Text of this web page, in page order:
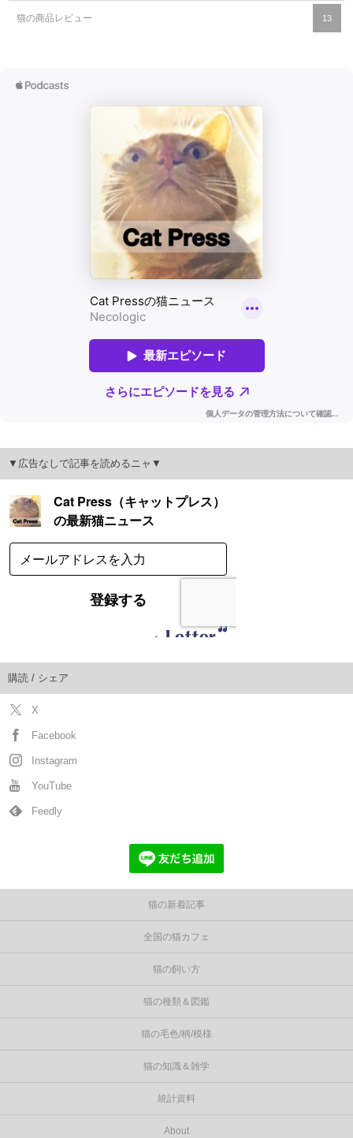
猫の商品レビュー 13
▼広告なしで記事を読めるニャ▼
購読 / シェア
X
Facebook
Instagram
YouTube
Feedly
猫の新着記事
全国の猫カフェ
猫の飼い方
猫の種類＆図鑑
猫の毛色/柄/模様
猫の知識＆雑学
統計資料
About